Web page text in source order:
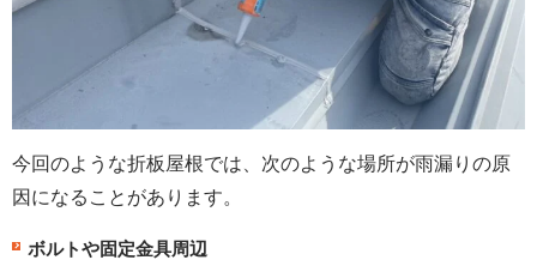
今回のような折板屋根では、次のような場所が雨漏りの原
因になることがあります。
ボルトや固定金具周辺